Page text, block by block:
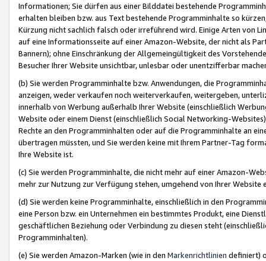
Informationen; Sie dürfen aus einer Bilddatei bestehende
erhalten bleiben bzw. aus Text bestehende Programminhalte so
Kürzung nicht sachlich falsch oder irreführend wird. Einige Arten von
auf eine Informationsseite auf einer Amazon-Website, der nicht als
Bannern); ohne Einschränkung der Allgemeingültigkeit des
Besucher Ihrer Website unsichtbar, unlesbar oder unentzifferbar
(b) Sie werden Programminhalte bzw. Anwendungen, die
anzeigen, weder verkaufen noch weiterverkaufen, weitergeben,
innerhalb von Werbung außerhalb Ihrer Website (einschließlich
Website oder einem Dienst (einschließlich Social Networking-
Rechte an den Programminhalten oder auf die Programminhalte an
übertragen müssten, und Sie werden keine mit Ihrem Partner-Tag
Ihre Website ist.
(c) Sie werden Programminhalte, die nicht mehr auf einer Amazon-
mehr zur Nutzung zur Verfügung stehen, umgehend von Ihrer
(d) Sie werden keine Programminhalte, einschließlich in den
eine Person bzw. ein Unternehmen ein bestimmtes Produkt, eine
geschäftlichen Beziehung oder Verbindung zu diesen steht
Programminhalten).
(e) Sie werden Amazon-Marken (wie in den Markenrichtlinien definiert)